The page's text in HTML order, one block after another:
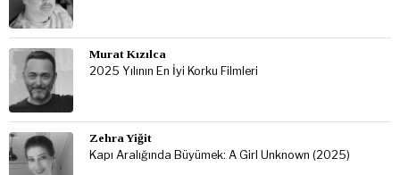
Murat Kızılca
2025 Yılının En İyi Korku Filmleri
Zehra Yiğit
Kapı Aralığında Büyümek: A Girl Unknown (2025)